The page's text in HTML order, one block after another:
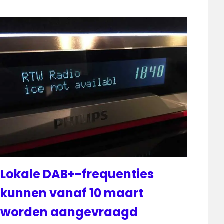
Lokale DAB+-frequenties
kunnen vanaf 10 maart
worden aangevraagd